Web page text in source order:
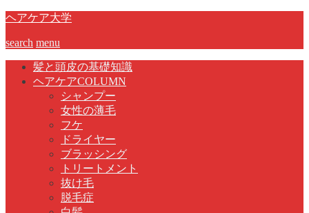
ヘアケア大学
search menu
髪と頭皮の基礎知識
ヘアケアCOLUMN
シャンプー
女性の薄毛
フケ
ドライヤー
ブラッシング
トリートメント
抜け毛
脱毛症